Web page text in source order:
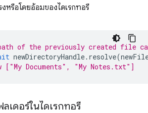
งหรือโดยอ้อมของไดเรกทอรี
of the previously created file
newDirectoryHandle. resolve(
Documents", "My Notes.txt"]
เดอร์ในไดเรกทอรี